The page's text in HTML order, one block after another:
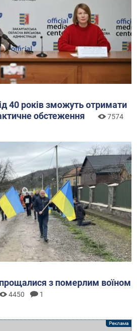
40 років зможуть отримати
обстеження
7574
з померлим воїном
4450 1